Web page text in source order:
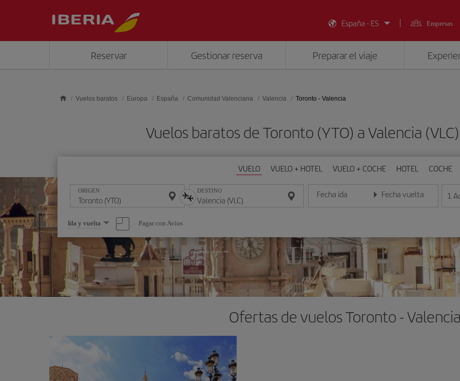
España - ES
Empresas
Reservar Gestionar reserva Preparar el viaje
Vuelos baratos Europa España Comunidad Valenciana Valencia Toronto - Valencia
Vuelos baratos de Toronto (YTO) a Valencia
VUELO VUELO + HOTEL VUELO + COCHE HOTEL COCHE
ORIGEN DESTINO Fecha ida
Introduce la fecha en formato día/mes/año
Fecha vuelta
Introduce la fecha en 1
Seleccione
una
opción
Ida y vuelta Pagar con Avios
Ofertas de vuelos Toronto -